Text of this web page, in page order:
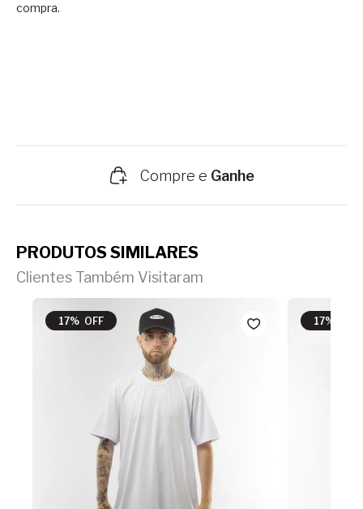
compra.
Compre e Ganhe
PRODUTOS SIMILARES
Clientes Também Visitaram
17% OFF 17% OFF